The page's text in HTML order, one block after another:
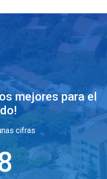
mejores para el
cifras